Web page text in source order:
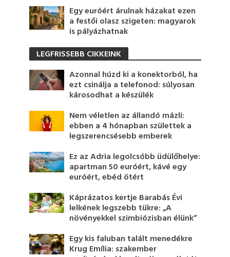
Egy euróért árulnak házakat ezen
a festői olasz szigeten: magyarok
is pályázhatnak
LEGFRISSEBB CIKKEINK
Azonnal húzd ki a konektorból, ha
ezt csinálja a telefonod: súlyosan
károsodhat a készülék
Nem véletlen az állandó mázli:
ebben a 4 hónapban születtek a
legszerencsésebb emberek
Ez az Adria legolcsóbb üdülőhelye:
apartman 50 euróért, kávé egy
euróért, ebéd ötért
Káprázatos kertje Barabás Évi
lelkének legszebb tükre: „A
növényekkel szimbiózisban élünk”
Egy kis faluban talált menedékre
Krug Emília: szakember